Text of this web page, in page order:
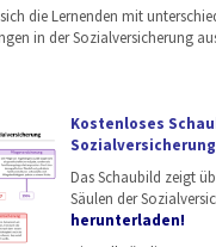
die Lernenden mit
in der Sozialversicherung
Kostenloses
Sozialversicherung
Das Schaubild zeigt
Säulen der
herunterladen!